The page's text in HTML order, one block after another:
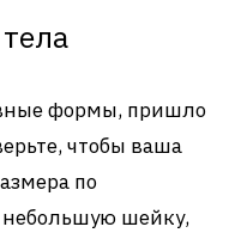
формы, пришло
чтобы ваша
по
шейку,